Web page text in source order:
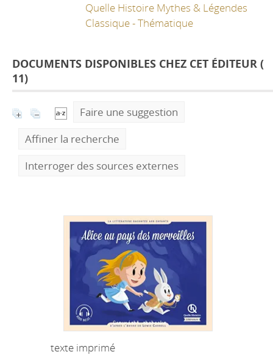
Quelle Histoire Mythes & Légendes
Classique - Thématique
DOCUMENTS DISPONIBLES CHEZ CET ÉDITEUR (
11)
Faire une suggestion
Affiner la recherche
Interroger des sources externes
texte imprimé